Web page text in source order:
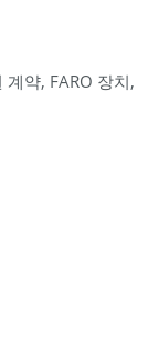
약, FARO 장치,